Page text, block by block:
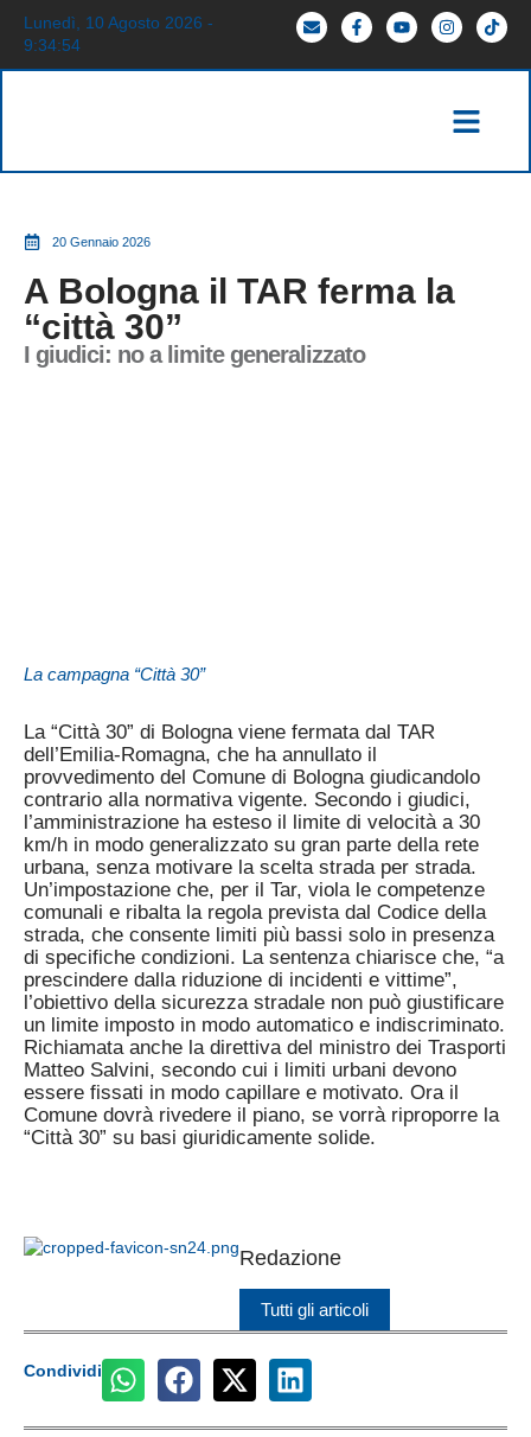
Lunedì, 10 Agosto 2026 -
9:34:55
20 Gennaio 2026
A Bologna il TAR ferma la
“città 30”
I giudici: no a limite generalizzato
La campagna “Città 30”
La “Città 30” di Bologna viene fermata dal TAR
dell’Emilia-Romagna, che ha annullato il
provvedimento del Comune di Bologna giudicandolo
contrario alla normativa vigente. Secondo i giudici,
l’amministrazione ha esteso il limite di velocità a 30
km/h in modo generalizzato su gran parte della rete
urbana, senza motivare la scelta strada per strada.
Un’impostazione che, per il Tar, viola le competenze
comunali e ribalta la regola prevista dal Codice della
strada, che consente limiti più bassi solo in presenza
di specifiche condizioni. La sentenza chiarisce che, “a
prescindere dalla riduzione di incidenti e vittime”,
l’obiettivo della sicurezza stradale non può giustificare
un limite imposto in modo automatico e indiscriminato.
Richiamata anche la direttiva del ministro dei Trasporti
Matteo Salvini, secondo cui i limiti urbani devono
essere fissati in modo capillare e motivato. Ora il
Comune dovrà rivedere il piano, se vorrà riproporre la
“Città 30” su basi giuridicamente solide.
Redazione
Tutti gli articoli
Condividi